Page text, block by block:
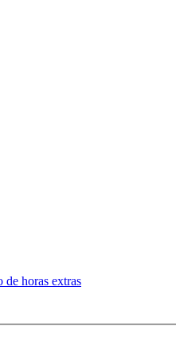
de horas extras